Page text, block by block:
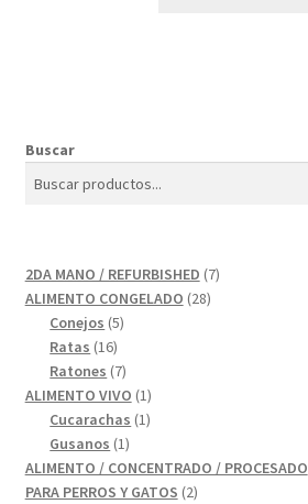
Buscar
2DA MANO / REFURBISHED 77
ALIMENTO CONGELADO 2828
Conejos 55
Ratas 1616
productos
Ratones 77
productos
ALIMENTO VIVO 11
producto
Cucarachas 11
Gusanos 11
producto
ALIMENTO / CONCENTRADO / PROCESADO
PARA PERROS Y GATOS 22